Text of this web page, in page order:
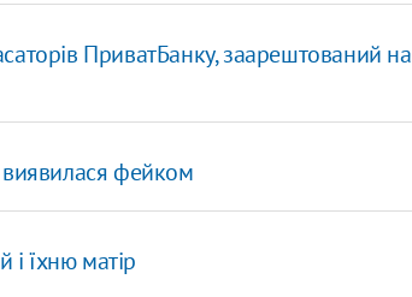
ПриватБанку, заарештований на
виявилася фейком
і їхню матір